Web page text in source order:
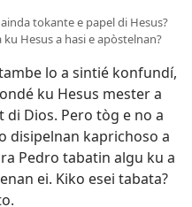
tokante e papel di Hesus?
Hesus a hasi e apòstelnan?
lo a sintié konfundí,
ku Hesus mester a
Dios. Pero tòg e no a
disipelnan kaprichoso a
Pedro tabatin algu ku a
ei. Kiko esei tabata?